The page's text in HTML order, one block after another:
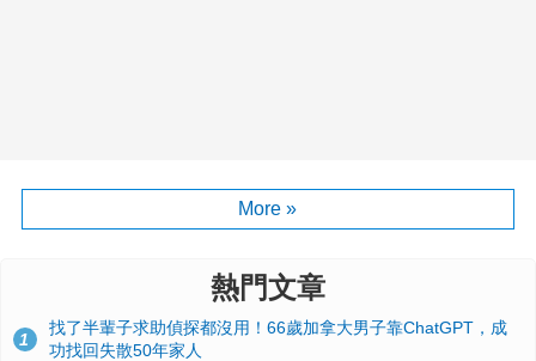
More »
熱門文章
1
找了半輩子求助偵探都沒用！66歲加拿大男子靠ChatGPT，成
功找回失散50年家人